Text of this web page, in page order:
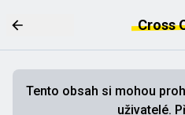
Cross
Tento obsah si mohou
uživatelé.